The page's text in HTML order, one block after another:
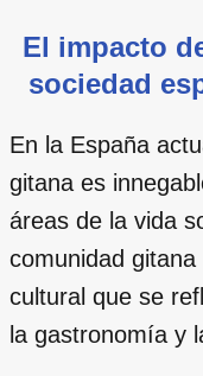
El impacto
sociedad
En la España
gitana es
áreas de la vida
comunidad
cultural que se
la gastronomía y